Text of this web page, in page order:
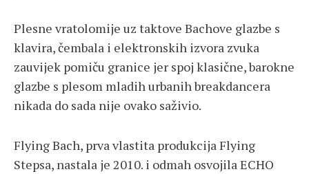
Plesne vratolomije uz taktove Bachove glazbe s
klavira, čembala i elektronskih izvora zvuka
zauvijek pomiču granice jer spoj klasične, barokne
glazbe s plesom mladih urbanih breakdancera
nikada do sada nije ovako saživio.
Flying Bach, prva vlastita produkcija Flying
Stepsa, nastala je 2010. i odmah osvojila ECHO